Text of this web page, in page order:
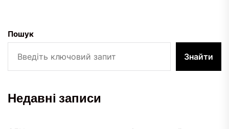
Пошук
Знайти
Недавні записи